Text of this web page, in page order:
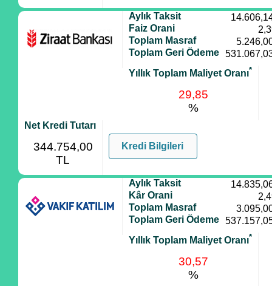
Aylık Taksit
Faiz Orani
Toplam Masraf
Toplam Geri Ödeme
Yıllık Toplam Maliyet Oranı*
29,85
%
Net Kredi Tutarı
344.754,00
TL
Kredi Bilgileri
Aylık Taksit
Kâr Orani
Toplam Masraf
Toplam Geri Ödeme
Yıllık Toplam Maliyet Oranı*
30,57
%